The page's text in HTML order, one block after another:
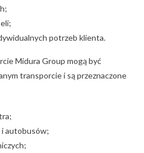
potrzeb klienta.
Midura Group mogą być
transporcie i są przeznaczone
i autobusów;